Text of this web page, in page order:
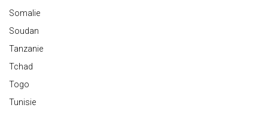
Somalie
Soudan
Tanzanie
Tchad
Togo
Tunisie